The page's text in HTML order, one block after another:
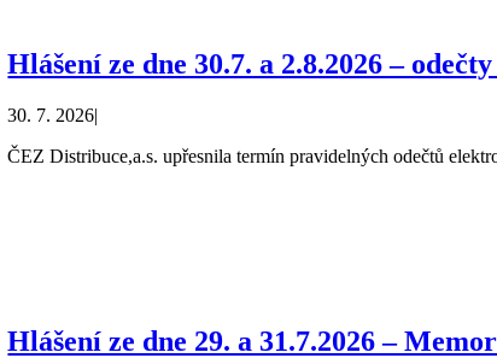
Hlášení ze dne 30.7. a 2.8.2026 –
30. 7. 2026|
ČEZ Distribuce,a.s. upřesnila termín pravidelných odečtů
Hlášení ze dne 29. a 31.7.2026 –